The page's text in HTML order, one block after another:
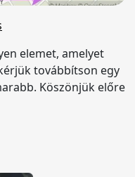
elemet, amelyet
továbbítson egy
Köszönjük előre